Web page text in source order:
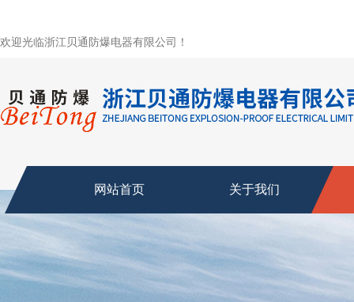
欢迎光临浙江贝通防爆电器有限公司！
网站首页 关于我们